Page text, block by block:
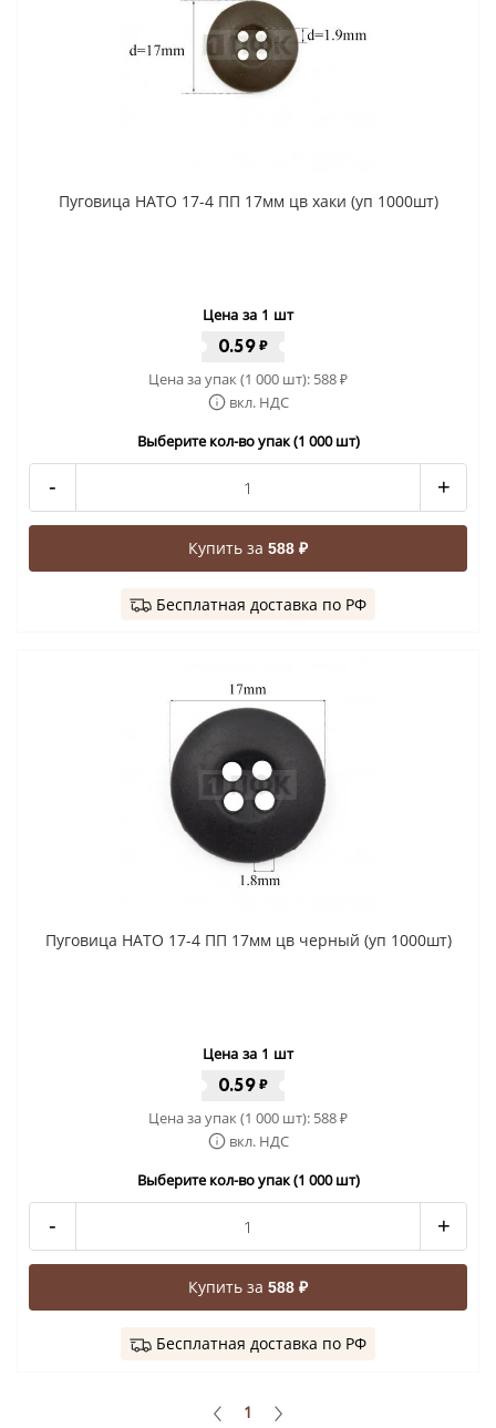
Пуговица НАТО 17-4 ПП 17мм цв хаки (уп 1000шт)
Цена за 1 шт
0.59 ₽
Цена за упак (1 000 шт): 588₽
вкл. НДС
Выберите кол-во упак (1 000 шт)
- +
Купить за 588 ₽
Бесплатная доставка по РФ
Пуговица НАТО 17-4 ПП 17мм цв черный (уп 1000шт)
Цена за 1 шт
0.59 ₽
Цена за упак (1 000 шт): 588₽
вкл. НДС
Выберите кол-во упак (1 000 шт)
- +
Купить за 588 ₽
Бесплатная доставка по РФ
1